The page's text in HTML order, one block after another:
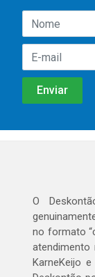
O
no formato
KarneKeijo